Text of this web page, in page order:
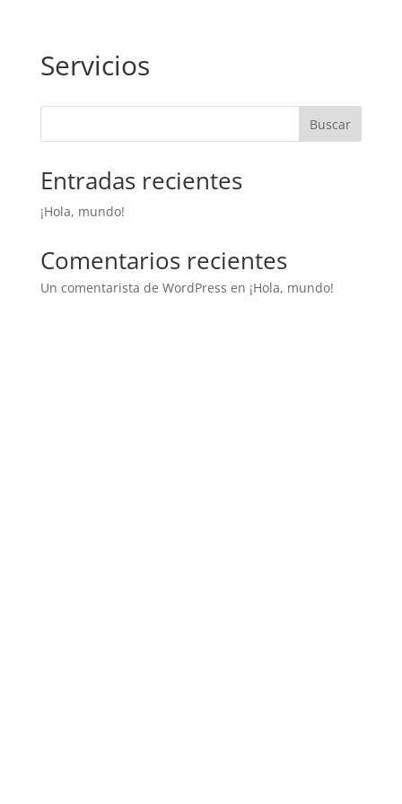
Servicios
Buscar
Entradas recientes
¡Hola, mundo!
Comentarios recientes
Un comentarista de WordPress en ¡Hola, mundo!